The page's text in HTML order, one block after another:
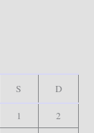
S D
1
2